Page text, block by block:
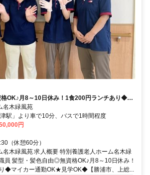
OK♪月8～10日休み！1食200円ランチあり◆マ
【勝浦市、上総興津駅、特養、介護事務、正
名木緑風苑
駅」より車で10分、バスで1時間程度
円
（休憩60分）
名木緑風苑 求人概要 特別養護老人ホーム名木緑
員 髪型・髪色自由◎無資格OK♪月8～10日休み！
◆マイカー通勤OK★見学OK◆【勝浦市、上総...